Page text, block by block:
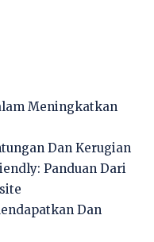
Meningkatkan
Dan Kerugian
Panduan Dari
Dan